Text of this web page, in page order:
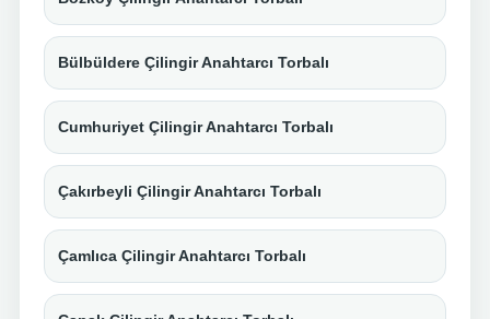
Bülbüldere Çilingir Anahtarcı Torbalı
Cumhuriyet Çilingir Anahtarcı Torbalı
Çakırbeyli Çilingir Anahtarcı Torbalı
Çamlıca Çilingir Anahtarcı Torbalı